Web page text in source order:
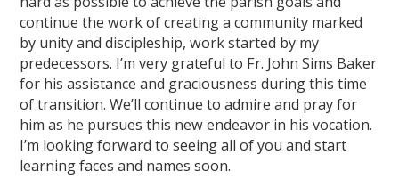
continue the work of creating a community marked
by unity and discipleship, work started by my
predecessors. I’m very grateful to Fr. John Sims Baker
for his assistance and graciousness during this time
of transition. We’ll continue to admire and pray for
him as he pursues this new endeavor in his vocation.
I’m looking forward to seeing all of you and start
learning faces and names soon.